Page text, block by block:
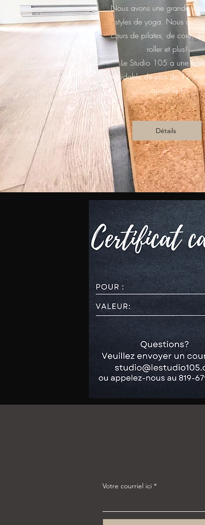
Nous avons une grande
styles de yoga. Nous
cours de pilates, de core,
roller et plus!
Le Studio 105 a une
formidable de plus de 12
qualifiés !
Détails
Votre courriel ici